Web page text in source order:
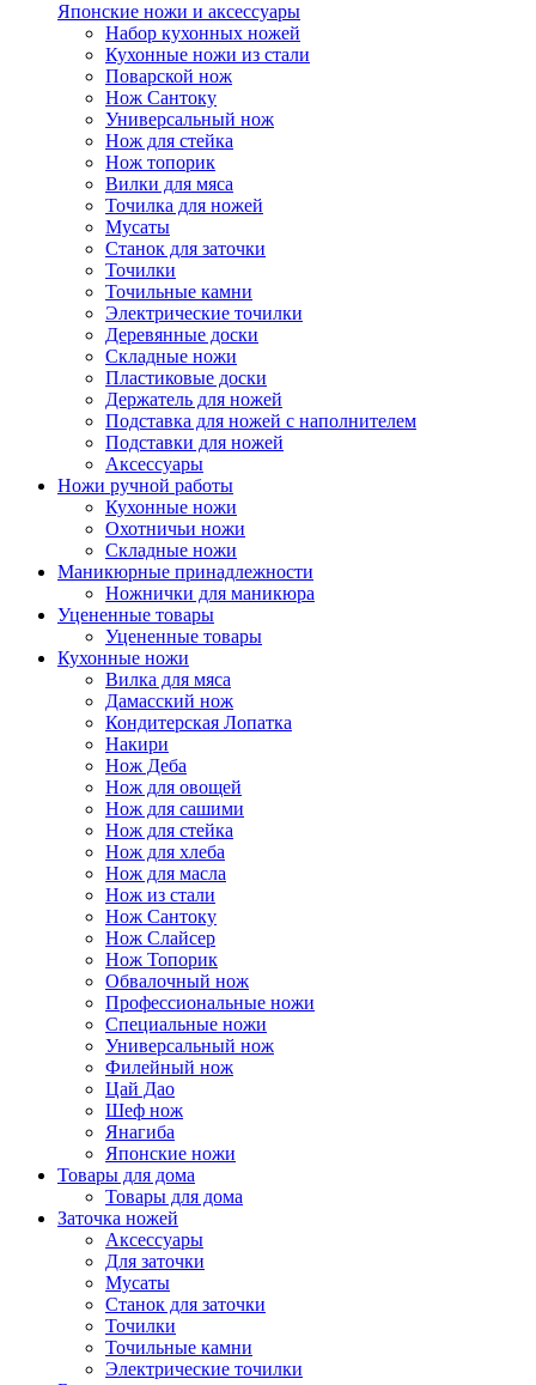
Японские ножи и аксессуары
Набор кухонных ножей
Кухонные ножи из стали
Поварской нож
Нож Сантоку
Универсальный нож
Нож для стейка
Нож топорик
Вилки для мяса
Точилка для ножей
Мусаты
Станок для заточки
Точилки
Точильные камни
Электрические точилки
Деревянные доски
Складные ножи
Пластиковые доски
Держатель для ножей
Подставка для ножей с наполнителем
Подставки для ножей
Аксессуары
Ножи ручной работы
Кухонные ножи
Охотничьи ножи
Складные ножи
Маникюрные принадлежности
Ножнички для маникюра
Уцененные товары
Уцененные товары
Кухонные ножи
Вилка для мяса
Дамасский нож
Кондитерская Лопатка
Накири
Нож Деба
Нож для овощей
Нож для сашими
Нож для стейка
Нож для хлеба
Нож для масла
Нож из стали
Нож Сантоку
Нож Слайсер
Нож Топорик
Обвалочный нож
Профессиональные ножи
Специальные ножи
Универсальный нож
Филейный нож
Цай Дао
Шеф нож
Янагиба
Японские ножи
Товары для дома
Товары для дома
Заточка ножей
Аксессуары
Для заточки
Мусаты
Станок для заточки
Точилки
Точильные камни
Электрические точилки